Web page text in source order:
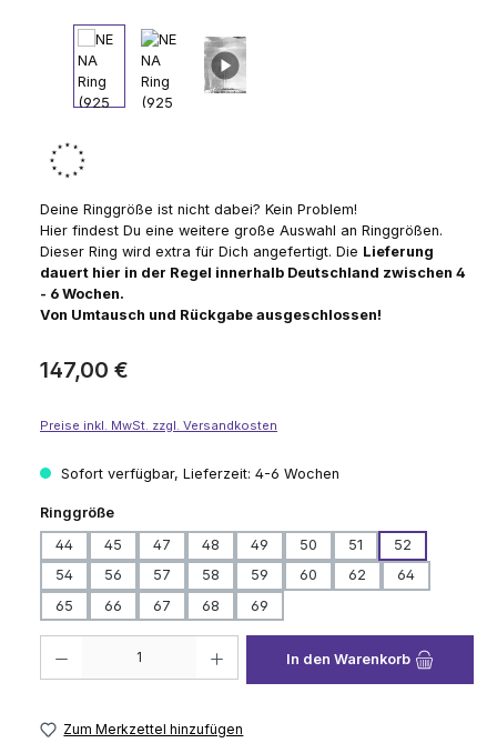
Deine Ringgröße ist nicht dabei? Kein Problem!
Hier findest Du eine weitere große Auswahl an Ringgrößen.
Dieser Ring wird extra für Dich angefertigt. Die Lieferung
dauert hier in der Regel innerhalb Deutschland zwischen 4
- 6 Wochen.
Von Umtausch und Rückgabe ausgeschlossen!
Regulärer Preis:
147,00 €
Preise inkl. MwSt. zzgl. Versandkosten
Sofort verfügbar, Lieferzeit: 4-6 Wochen
Ringgrößeauswählen
44
45 47 48 49 50 51
52
54
56 57 58 59 60 62
64
65
66 67 68 69
In den Warenkorb
Zum Merkzettel hinzufügen